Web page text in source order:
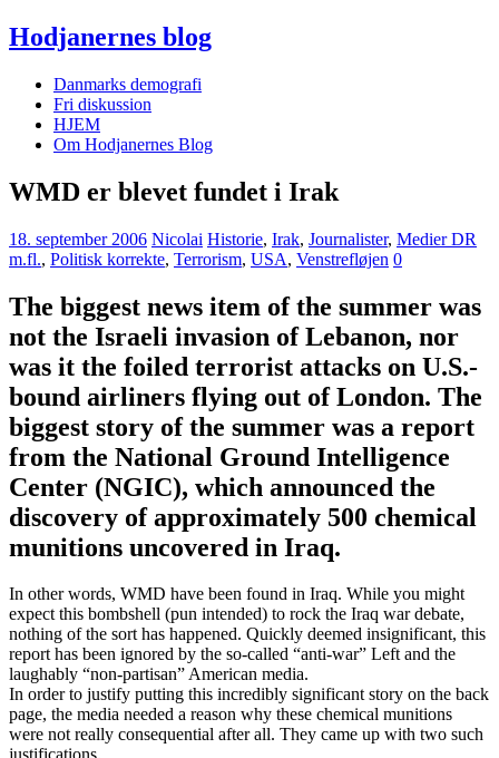
Hodjanernes blog
Danmarks demografi
Fri diskussion
HJEM
Om Hodjanernes Blog
WMD er blevet fundet i Irak
18. september 2006 Nicolai Historie, Irak, Journalister, Medier DR
m.fl., Politisk korrekte, Terrorism, USA, Venstrefløjen 0
The biggest news item of the summer was
not the Israeli invasion of Lebanon, nor
was it the foiled terrorist attacks on U.S.-
bound airliners flying out of London. The
biggest story of the summer was a report
from the National Ground Intelligence
Center (NGIC), which announced the
discovery of approximately 500 chemical
munitions uncovered in Iraq.
In other words, WMD have been found in Iraq. While you might
expect this bombshell (pun intended) to rock the Iraq war debate,
nothing of the sort has happened. Quickly deemed insignificant, this
report has been ignored by the so-called “anti-war” Left and the
laughably “non-partisan” American media.
In order to justify putting this incredibly significant story on the back
page, the media needed a reason why these chemical munitions
were not really consequential after all. They came up with two such